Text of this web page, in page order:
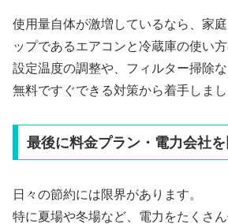
使用量自体が激増しているなら、家
ップであるエアコンと冷蔵庫の使い方
設定温度の調整や、フィルター掃除
無料ですぐできる対策から着手しまし
最後に料金プラン・電力会社
日々の節約には限界があります。
特に夏場や冬場など、電力をたくさ